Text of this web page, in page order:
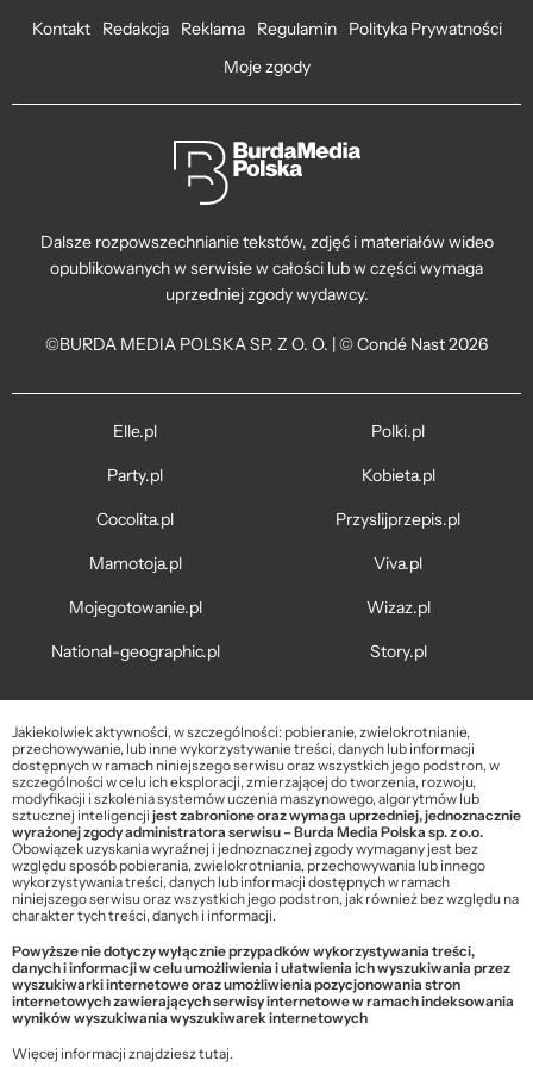
Kontakt Redakcja Reklama Regulamin
Polityka Prywatności
Moje zgody
Dalsze rozpowszechnianie tekstów, zdjęć i materiałów wideo
opublikowanych w serwisie w całości lub w części wymaga
uprzedniej zgody wydawcy.
©BURDA MEDIA POLSKA SP. Z O. O. | © Condé Nast 2026
Elle.pl
Party.pl
Cocolita.pl
Mamotoja.pl
Mojegotowanie.pl
National-geographic.pl
Polki.pl
Kobieta.pl
Przyslijprzepis.pl
Viva.pl
Wizaz.pl
Story.pl
Jakiekolwiek aktywności, w szczególności: pobieranie, zwielokrotnianie,
przechowywanie, lub inne wykorzystywanie treści, danych lub informacji
dostępnych w ramach niniejszego serwisu oraz wszystkich jego podstron, w
szczególności w celu ich eksploracji, zmierzającej do tworzenia, rozwoju,
modyfikacji i szkolenia systemów uczenia maszynowego, algorytmów lub
sztucznej inteligencjijest zabronione oraz wymaga uprzedniej, jednoznacznie
wyrażonej zgody administratora serwisu – Burda Media Polska sp. z o.o.
Obowiązek uzyskania wyraźnej i jednoznacznej zgody wymagany jest bez
względu sposób pobierania, zwielokrotniania, przechowywania lub innego
wykorzystywania treści, danych lub informacji dostępnych w ramach
niniejszego serwisu oraz wszystkich jego podstron, jak również bez względu na
charakter tych treści, danych i informacji.
Powyższe nie dotyczy wyłącznie przypadków wykorzystywania treści,
danych i informacji w celu umożliwienia i ułatwienia ich wyszukiwania przez
wyszukiwarki internetowe oraz umożliwienia pozycjonowania stron
internetowych zawierających serwisy internetowe w ramach indeksowania
wyników wyszukiwania wyszukiwarek internetowych
Więcej informacji znajdziesztutaj.